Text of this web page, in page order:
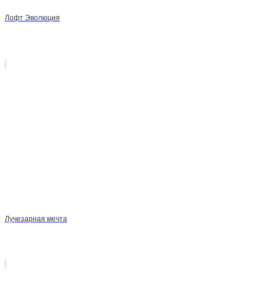
Лофт Эволюция
Лучезарная мечта